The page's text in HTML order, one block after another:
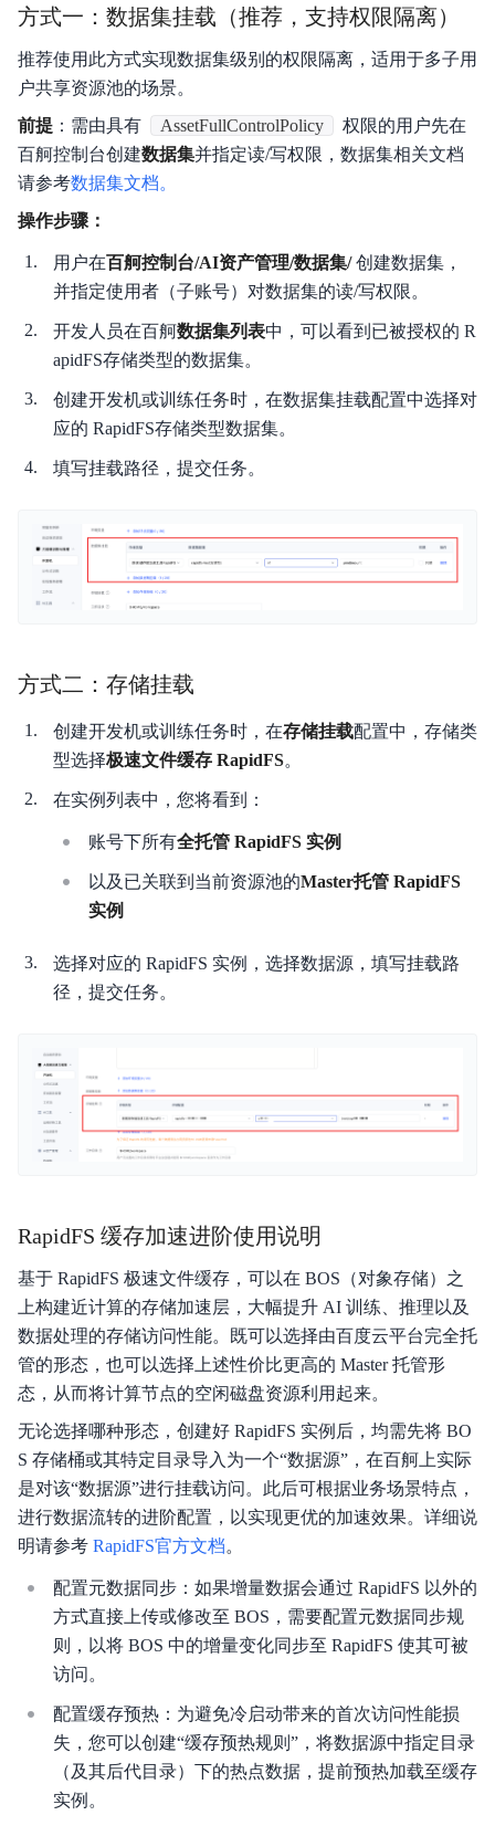
方式一：数据集挂载（推荐，支持权限隔离）
推荐使用此方式实现数据集级别的权限隔离，适用于多子用
户共享资源池的场景。
前提 ：需由具有 AssetFullControlPolicy
权限的用户先在
百舸控制台创建数据集并指定读/写权限，数据集相关文档
请参考数据集文档。
操作步骤：
用户在百舸控制台/AI资产管理/数据集/创建数据集，
并指定使用者（子账号）对数据集的读/写权限。
开发人员在百舸数据集列表中，可以看到已被授权的 R
apidFS存储类型的数据集。
创建开发机或训练任务时，在数据集挂载配置中选择对
应的 RapidFS存储类型数据集。
填写挂载路径，提交任务。
方式二：存储挂载
创建开发机或训练任务时，在存储挂载配置中，存储类
型选择极速文件缓存 RapidFS。
在实例列表中，您将看到：
账号下所有全托管 RapidFS 实例
以及已关联到当前资源池的Master托管 RapidFS
实例
选择对应的 RapidFS 实例，选择数据源，填写挂载路
径，提交任务。
RapidFS 缓存加速进阶使用说明
基于 RapidFS 极速文件缓存，可以在 BOS（对象存储）之
上构建近计算的存储加速层，大幅提升 AI 训练、推理以及
数据处理的存储访问性能。既可以选择由百度云平台完全托
管的形态，也可以选择上述性价比更高的 Master 托管形
态，从而将计算节点的空闲磁盘资源利用起来。
无论选择哪种形态，创建好 RapidFS 实例后，均需先将 BO
S 存储桶或其特定目录导入为一个“数据源”，在百舸上实际
是对该“数据源”进行挂载访问。此后可根据业务场景特点，
进行数据流转的进阶配置，以实现更优的加速效果。详细说
明请参考 RapidFS官方文档。
配置元数据同步：如果增量数据会通过 RapidFS 以外的
方式直接上传或修改至 BOS，需要配置元数据同步规
则，以将 BOS 中的增量变化同步至 RapidFS 使其可被
访问。
配置缓存预热：为避免冷启动带来的首次访问性能损
失，您可以创建“缓存预热规则”，将数据源中指定目录
（及其后代目录）下的热点数据，提前预热加载至缓存
实例。